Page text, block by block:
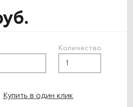
Количество
Купить в один клик